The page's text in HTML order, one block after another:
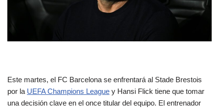
Este martes, el FC Barcelona se enfrentará al Stade Brestois
por la UEFA Champions League y Hansi Flick tiene que tomar
una decisión clave en el once titular del equipo. El entrenador